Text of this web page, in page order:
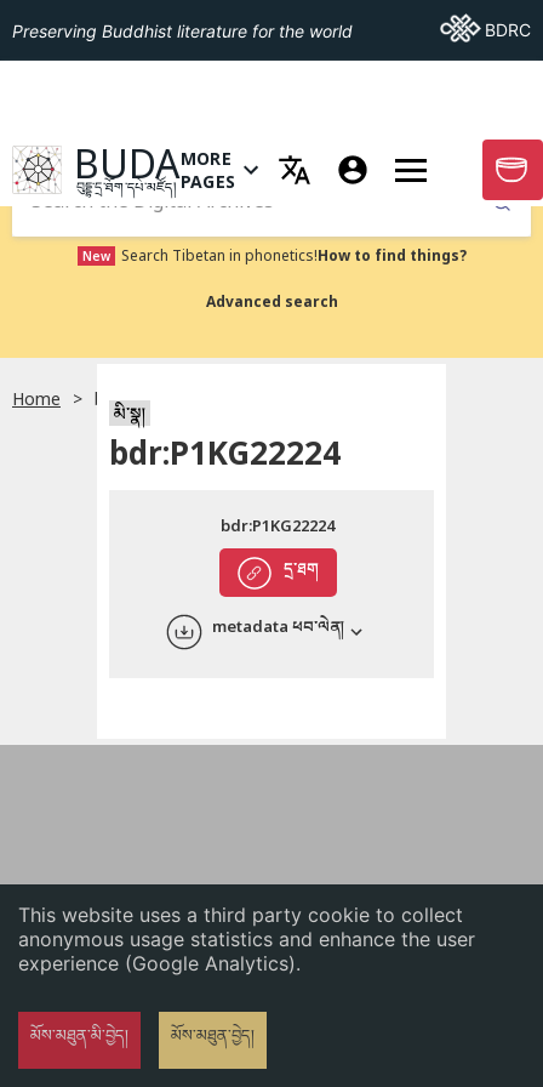
This website uses a third party cookie to collect
anonymous usage statistics and enhance the user
experience (Google Analytics).
མོས་མཐུན་མི་བྱེད། མོས་མཐུན་བྱེད།
English
Preserving Buddhist literature for the world Go ToBDRC
GO TO HOMEPAGE
BUDA
བུདྡྷ་དྲ་ཐོག་དཔེ་མཛོད།
OPEN MENU OF MORE PAGES
MORE
PAGES
GO
Submit
New Search Tibetan in phonetics!How to find things?
Advanced search
Home bdr:P1KG22224
མི་སྣ།
bdr:P1KG22224
དྲ་ཐག
bdr:P1KG22224
metadata ཕབ་ལེན།